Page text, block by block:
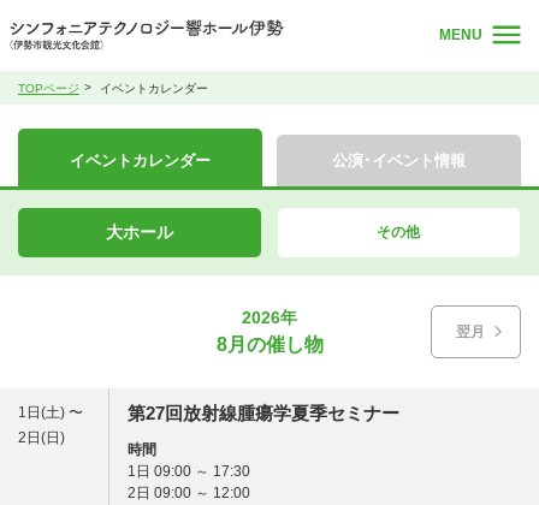
MENU
TOPページ イベントカレンダー
イベントカレンダー 公演･イベント情報
大ホール その他
翌月
2026年
8月の催し物
1日(土) 〜
2日(日)
第27回放射線腫瘍学夏季セミナー
時間
1日 09:00 ～ 17:30
2日 09:00 ～ 12:00